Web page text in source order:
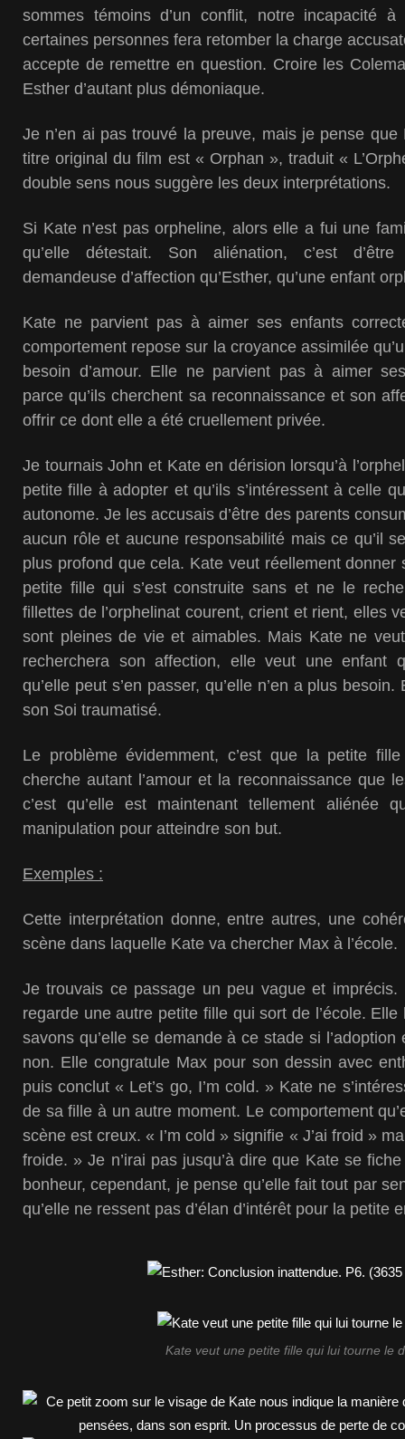
sommes témoins d’un conflit, notre incapacité
certaines personnes fera retomber la charge
accepte de remettre en question. Croire les
Esther d’autant plus démoniaque.
Je n’en ai pas trouvé la preuve, mais je pense
titre original du film est « Orphan », traduit «
double sens nous suggère les deux interprétations.
Si Kate n’est pas orpheline, alors elle a fui une
qu’elle détestait. Son aliénation, c’est d’être
demandeuse d’affection qu’Esther, qu’une enfant
Kate ne parvient pas à aimer ses enfants
comportement repose sur la croyance assimilée
besoin d’amour. Elle ne parvient pas à aimer
parce qu’ils cherchent sa reconnaissance et son
offrir ce dont elle a été cruellement privée.
Je tournais John et Kate en dérision lorsqu’à
petite fille à adopter et qu’ils s’intéressent à celle
autonome. Je les accusais d’être des parents
aucun rôle et aucune responsabilité mais ce qu’il
plus profond que cela. Kate veut réellement donner
petite fille qui s’est construite sans et ne le
fillettes de l’orphelinat courent, crient et rient, elles
sont pleines de vie et aimables. Mais Kate ne
recherchera son affection, elle veut une enfant
qu’elle peut s’en passer, qu’elle n’en a plus
son Soi traumatisé.
Le problème évidemment, c’est que la petite
cherche autant l’amour et la reconnaissance que
c’est qu’elle est maintenant tellement aliénée
manipulation pour atteindre son but.
Exemples :
Cette interprétation donne, entre autres, une
scène dans laquelle Kate va chercher Max à l’école.
Je trouvais ce passage un peu vague et
regarde une autre petite fille qui sort de l’école.
savons qu’elle se demande à ce stade si
non. Elle congratule Max pour son dessin avec
puis conclut « Let’s go, I’m cold. » Kate ne
de sa fille à un autre moment. Le comportement
scène est creux. « I’m cold » signifie « J’ai froid »
froide. » Je n’irai pas jusqu’à dire que Kate se
bonheur, cependant, je pense qu’elle fait tout par
qu’elle ne ressent pas d’élan d’intérêt pour la petite
Kate veut une petite fille qui lui tourne le